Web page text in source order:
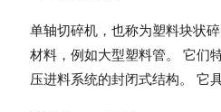
单轴切碎机，也称为塑料块状
材料，例如大型塑料管。 它们
压进料系统的封闭式结构。 它